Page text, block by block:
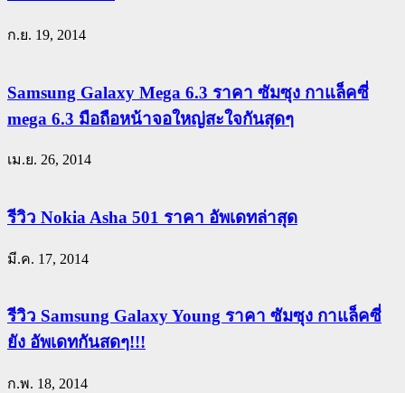
ก.ย. 19, 2014
Samsung Galaxy Mega 6.3 ราคา ซัมซุง กาแล็คซี่
mega 6.3 มือถือหน้าจอใหญ่สะใจกันสุดๆ
เม.ย. 26, 2014
รีวิว Nokia Asha 501 ราคา อัพเดทล่าสุด
มี.ค. 17, 2014
รีวิว Samsung Galaxy Young ราคา ซัมซุง กาแล็คซี่
ยัง อัพเดทกันสดๆ!!!
ก.พ. 18, 2014